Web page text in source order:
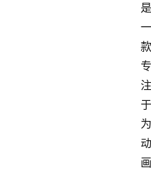
是
一
款
专
注
于
为
动
画